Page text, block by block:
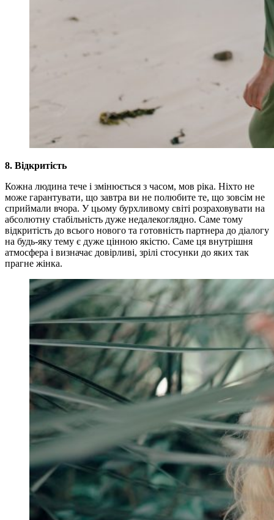
8. Відкритість
Кожна людина тече і змінюється з часом, мов ріка. Ніхто не
може гарантувати, що завтра ви не полюбите те, що зовсім не
сприймали вчора. У цьому бурхливому світі розраховувати на
абсолютну стабільність дуже недалекоглядно. Саме тому
відкритість до всього нового та готовність партнера до діалогу
на будь-яку тему є дуже цінною якістю. Саме ця внутрішня
атмосфера і визначає довірливі, зрілі стосунки до яких так
прагне жінка.